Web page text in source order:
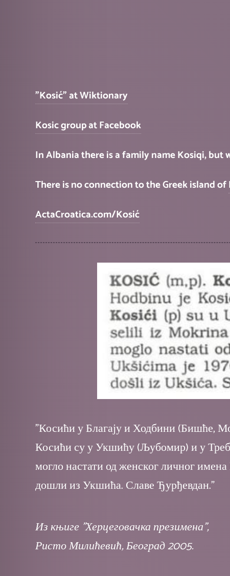
"Kosić" at Wiktionary
Kosic group at Facebook
In Albania there is a family name Kosiqi,
There is no connection to the Greek island of
ActaCroatica.com/Kosić
"Косићи у Благају и Ходбини (Бишће,
Косићи су у Укшићу (Љубомир) и у
могло настати од женског личног
дошли из Укшића. Славе Ђурђевдан."
Из књиге "Херцеговачка презимена",
Ристо Милићевић, Београд 2005.